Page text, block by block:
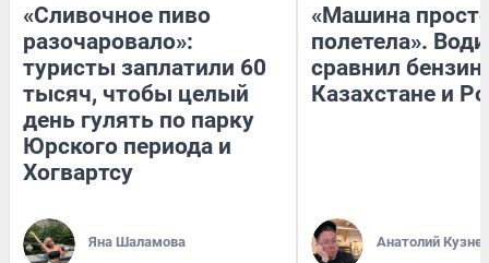
«Сливочное пиво
разочаровало»:
туристы заплатили 60
тысяч, чтобы целый
день гулять по парку
Юрского периода и
Хогвартсу
Яна Шаламова
«Машина
полетела».
сравнил бензин
Казахстане и
Анатолий